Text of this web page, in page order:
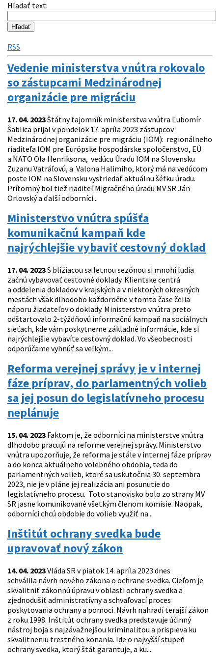
Hľadať text:
RSS
Vedenie ministerstva vnútra rokovalo
so zástupcami Medzinárodnej
organizácie pre migráciu
17. 04. 2023Štátny tajomník ministerstva vnútra Ľubomír
Šablica prijal v pondelok 17. apríla 2023 zástupcov
Medzinárodnej organizácie pre migráciu (IOM): regionálneho
riaditeľa IOM pre Európske hospodárske spoločenstvo, EÚ
a NATO Ola Henriksona, vedúcu Úradu IOM na Slovensku
Zuzanu Vatráľovú, a Valona Halimiho, ktorý má na vedúcom
poste IOM na Slovensku vystriedať aktuálnu šéfku úradu.
Prítomný bol tiež riaditeľ Migračného úradu MV SR Ján
Orlovský a ďalší odborníci...
Ministerstvo vnútra spúšťa
komunikačnú kampaň kde
najrýchlejšie vybaviť cestovný doklad
17. 04. 2023S blížiacou sa letnou sezónou si mnohí ľudia
začnú vybavovať cestovné doklady. Klientske centrá
a oddelenia dokladov v krajských a v niektorých okresných
mestách však dlhodobo každoročne v tomto čase čelia
náporu žiadateľov o doklady. Ministerstvo vnútra preto
odštartovalo 2-týždňovú informačnú kampaň na sociálnych
sieťach, kde vám poskytneme základné informácie, kde si
najrýchlejšie vybavíte cestovný doklad. Vo všeobecnosti
odporúčame vyhnúť sa veľkým...
Reforma verejnej správy je v internej
fáze príprav, do parlamentných volieb
sa jej posun do legislatívneho procesu
neplánuje
15. 04. 2023 Faktom je, že odborníci na ministerstve vnútra
dlhodobo pracujú na reforme verejnej správy. Ministerstvo
vnútra upozorňuje, že reforma je stále v internej fáze príprav
a do konca aktuálneho volebného obdobia, teda do
parlamentných volieb, ktoré sa uskutočnia 30. septembra
2023, nie je v pláne jej realizácia ani posunutie do
legislatívneho procesu. Toto stanovisko bolo zo strany MV
SR jasne komunikované všetkým členom komisie. Naopak,
odborníci chcú obdobie do volieb využiť na...
Inštitút ochrany svedka bude
upravovať nový zákon
14. 04. 2023Vláda SR v piatok 14. apríla 2023 dnes
schválila návrh nového zákona o ochrane svedka. Cieľom je
skvalitniť zákonnú úpravu v oblasti ochrany svedka a
zjednodušiť administratívny a schvaľovací proces
poskytovania ochrany a pomoci. Návrh nahradí terajší zákon
z roku 1998. Inštitút ochrany svedka predstavuje účinný
nástroj boja s najzávažnejšou kriminalitou a prispieva ku
skvalitneniu trestného konania. Ide o najvyšší stupeň
ochrany svedka, ktorý štát garantuje, a ku...